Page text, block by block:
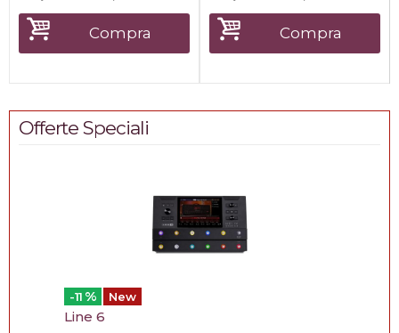
Compra Compra
Offerte Speciali
-11 % New
Line 6